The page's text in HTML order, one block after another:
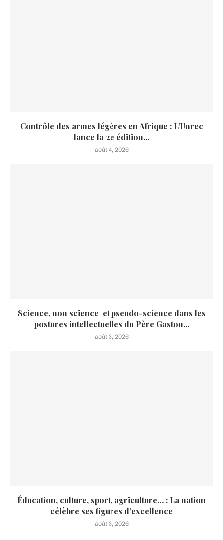
Contrôle des armes légères en Afrique : L’Unrec
lance la 2e édition...
août 4, 2026
Science, non science et pseudo-science dans les
postures intellectuelles du Père Gaston...
août 3, 2026
Éducation, culture, sport, agriculture… : La nation
célèbre ses figures d’excellence
août 3, 2026